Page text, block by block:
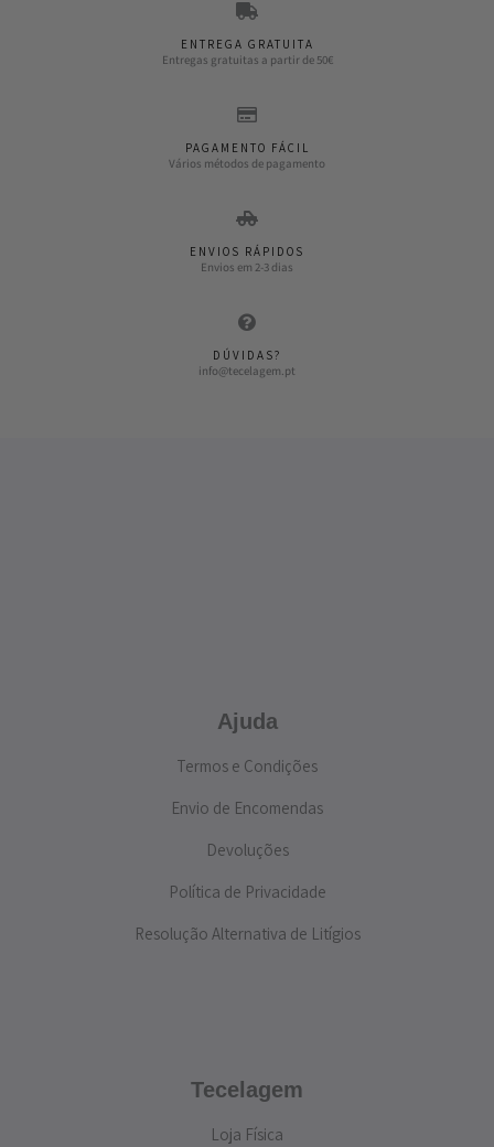
ENTREGA GRATUITA
Entregas gratuitas a partir de 50€
PAGAMENTO FÁCIL
Vários métodos de pagamento
ENVIOS RÁPIDOS
Envios em 2-3 dias
DÚVIDAS?
info@tecelagem.pt
Ajuda
Termos e Condições
Envio de Encomendas
Devoluções
Política de Privacidade
Resolução Alternativa de Litígios
Tecelagem
Loja Física